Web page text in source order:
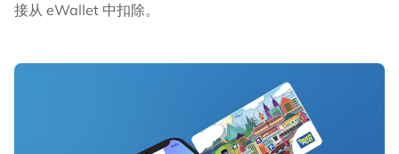
接从 eWallet 中扣除。